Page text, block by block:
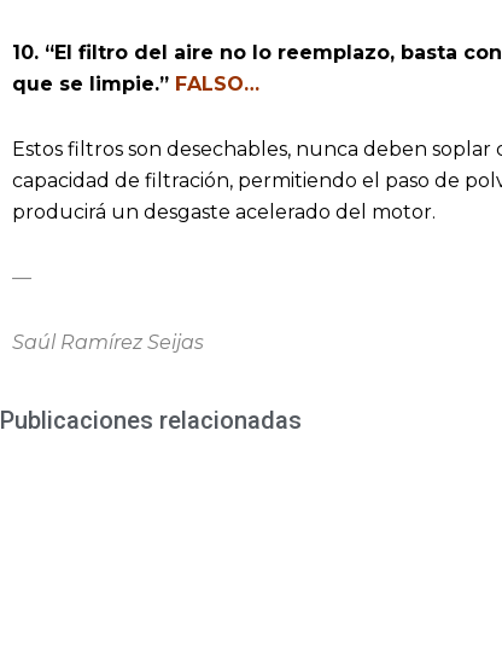
10. “El filtro del aire no lo reemplazo, basta
que se limpie.” FALSO…
Estos filtros son desechables, nunca deben
capacidad de filtración, permitiendo el paso de
producirá un desgaste acelerado del motor.
—
Saúl Ramírez Seijas
Publicaciones relacionadas